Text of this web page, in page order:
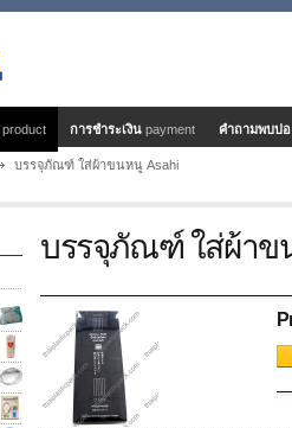
product การชำระเงิน payment คำถามพบบ่
บรรจุภัณฑ์ ใส่ผ้าขนหนู Asahi
บรรจุภัณฑ์ ใส่ผ้าข